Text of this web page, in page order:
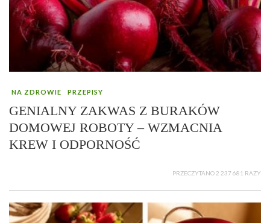
NA ZDROWIE PRZEPISY
GENIALNY ZAKWAS Z BURAKÓW
DOMOWEJ ROBOTY – WZMACNIA
KREW I ODPORNOŚĆ
PRZECZYTANO 2 237 681 RAZY